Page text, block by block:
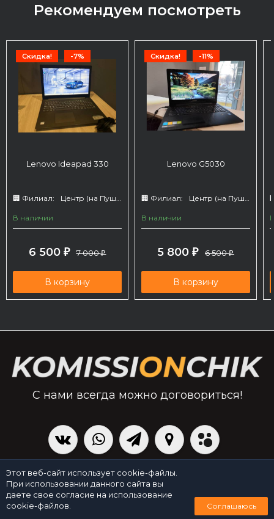
Рекомендуем посмотреть
Скидка! -7%
Lenovo Ideapad 330
🏢 Филиал: Центр (на Пушкина 66)
В наличии
6 500 ₽ 7 000₽
В корзину
Скидка! -11%
Lenovo G5030
🏢 Филиал: Центр (на Пушкина 66)
В наличии
5 800 ₽ 6 500₽
В корзину
С нами всегда можно договориться!
Политика персональных данных | Создано командой x³.run
0
Этот веб-сайт использует cookie-файлы.
При использовании данного сайта вы
даете свое согласие на использование
cookie-файлов.
Соглашаюсь